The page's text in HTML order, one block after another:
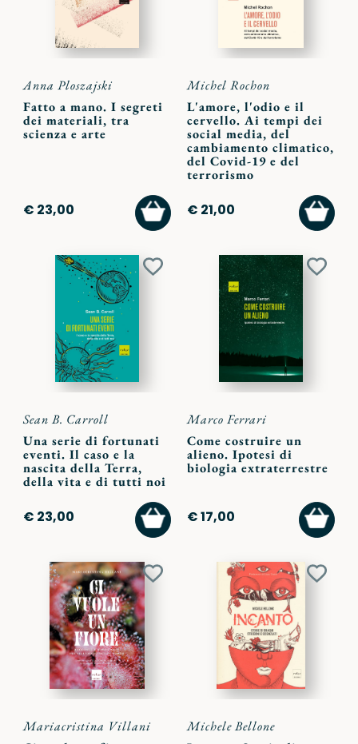
Anna Ploszajski
Fatto a mano. I segreti
dei materiali, tra
scienza e arte
€ 23,00
AGGIUNGI
AL
CARRELLO
Michel Rochon
L'amore, l'odio e il
cervello. Ai tempi dei
social media, del
cambiamento climatico,
del Covid-19 e del
terrorismo
€ 21,00
AL
Aggiungi
Sean B. Carroll
Una serie di fortunati
eventi. Il caso e la
nascita della Terra,
della vita e di tutti noi
€ 23,00
AGGIUNGI
AL
CARRELLO
Marco Ferrari
Come costruire un
alieno. Ipotesi di
biologia extraterrestre
€ 17,00
AL
Aggiungi
Mariacristina Villani
Michele Bellone